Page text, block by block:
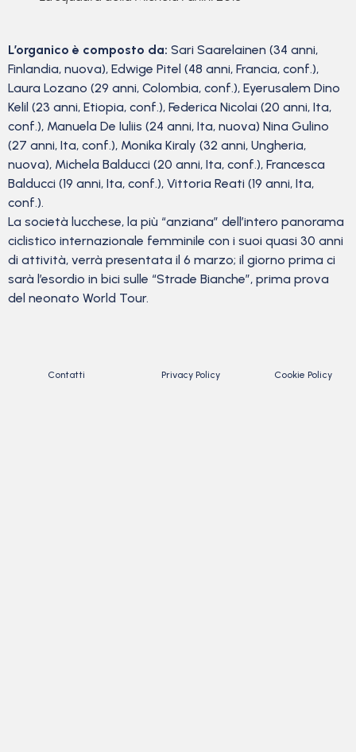
L’organico è composto da: Sari Saarelainen (34 anni,
Finlandia, nuova), Edwige Pitel (48 anni, Francia, conf.),
Laura Lozano (29 anni, Colombia, conf.), Eyerusalem Dino
Kelil (23 anni, Etiopia, conf.), Federica Nicolai (20 anni, Ita,
conf.), Manuela De Iuliis (24 anni, Ita, nuova) Nina Gulino
(27 anni, Ita, conf.), Monika Kiraly (32 anni, Ungheria,
nuova), Michela Balducci (20 anni, Ita, conf.), Francesca
Balducci (19 anni, Ita, conf.), Vittoria Reati (19 anni, Ita,
conf.).
La società lucchese, la più “anziana” dell’intero panorama
ciclistico internazionale femminile con i suoi quasi 30 anni
di attività, verrà presentata il 6 marzo; il giorno prima ci
sarà l’esordio in bici sulle “Strade Bianche”, prima prova
del neonato World Tour.
Contatti Privacy Policy Cookie Policy